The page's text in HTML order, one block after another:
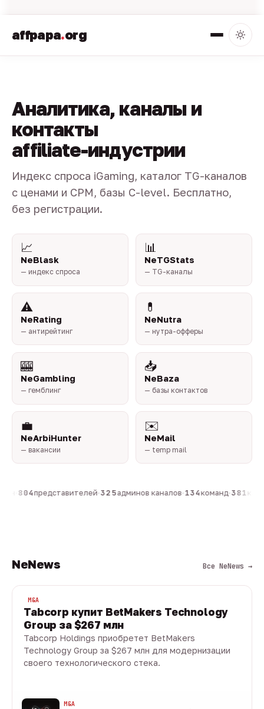
affpapa.org
Аналитика, каналы и
контакты
affiliate-индустрии
Индекс спроса iGaming, каталог TG-каналов
с ценами и CPM, базы C-level. Бесплатно,
без регистрации.
📈
NeBlask
— индекс спроса
📊
NeTGStats
— TG-каналы
⚠️
NeRating
— антирейтинг
💊
NeNutra
— нутра-офферы
🎰
NeGambling
— гемблинг
📥
NeBaza
— базы контактов
💼
NeArbiHunter
— вакансии
✉️
NeMail
— temp mail
804представителей·325админов каналов·134команд·381
NeNews Все NeNews →
M&A
Tabcorp купит BetMakers Technology
Group за $267 млн
Tabcorp Holdings приобретет BetMakers
Technology Group за $267 млн для модернизации
своего технологического стека.
M&A